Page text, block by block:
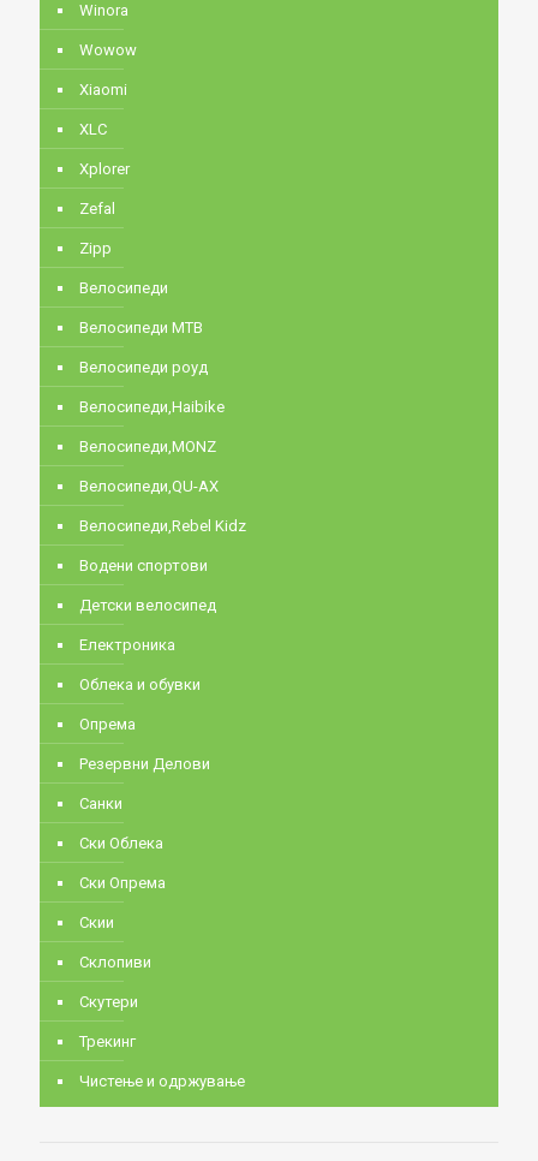
Winora
Wowow
Xiaomi
XLC
Xplorer
Zefal
Zipp
Велосипеди
Велосипеди MTB
Велосипеди роуд
Велосипеди,Haibike
Велосипеди,MONZ
Велосипеди,QU-AX
Велосипеди,Rebel Kidz
Водени спортови
Детски велосипед
Електроника
Облека и обувки
Опрема
Резервни Делови
Санки
Ски Облека
Ски Опрема
Скии
Склопиви
Скутери
Трекинг
Чистење и одржување